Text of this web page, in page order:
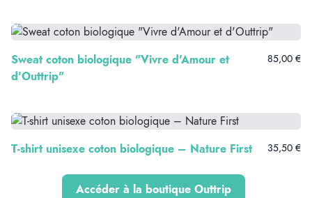
Sweat coton biologique "Vivre d'Amour et
d'Outtrip"
85,00 €
T-shirt unisexe coton biologique – Nature First 35,50 €
Accéder à la boutique Outtrip